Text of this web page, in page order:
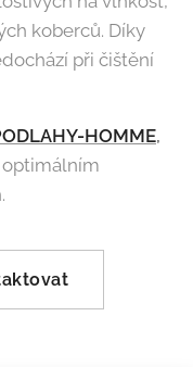
koberců. Díky
při čištění
HOMME,
optimálním